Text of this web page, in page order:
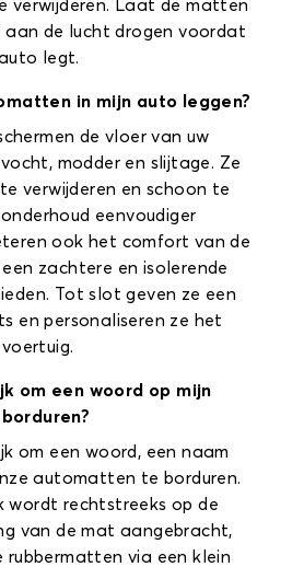
verwijderen. Laat de matten
de lucht drogen voordat
legt.
in mijn auto leggen?
de vloer van uw
modder en slijtage. Ze
verwijderen en schoon te
eenvoudiger
ook het comfort van de
zachtere en isolerende
Tot slot geven ze een
en personaliseren ze het
om een woord op mijn
om een woord, een naam
automatten te borduren.
wordt rechtstreeks op de
van de mat aangebracht,
rubbermatten via een klein